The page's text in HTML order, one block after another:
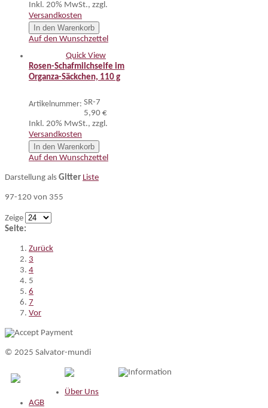
Inkl. 20% MwSt., zzgl.
Versandkosten
In den Warenkorb
Auf den Wunschzettel
Quick View
Rosen-Schafmilchseife im
Organza-Säckchen, 110 g
Artikelnummer: SR-7
5,90 €
Inkl. 20% MwSt., zzgl.
Versandkosten
In den Warenkorb
Auf den Wunschzettel
Darstellung als Gitter Liste
97-120 von 355
Zeige
Seite:
Zurück
3
4
5
6
7
Vor
© 2025 Salvator-mundi
Information
Über Uns
AGB